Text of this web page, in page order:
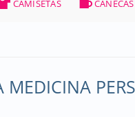
CAMISETAS CANECAS
MEDICINA